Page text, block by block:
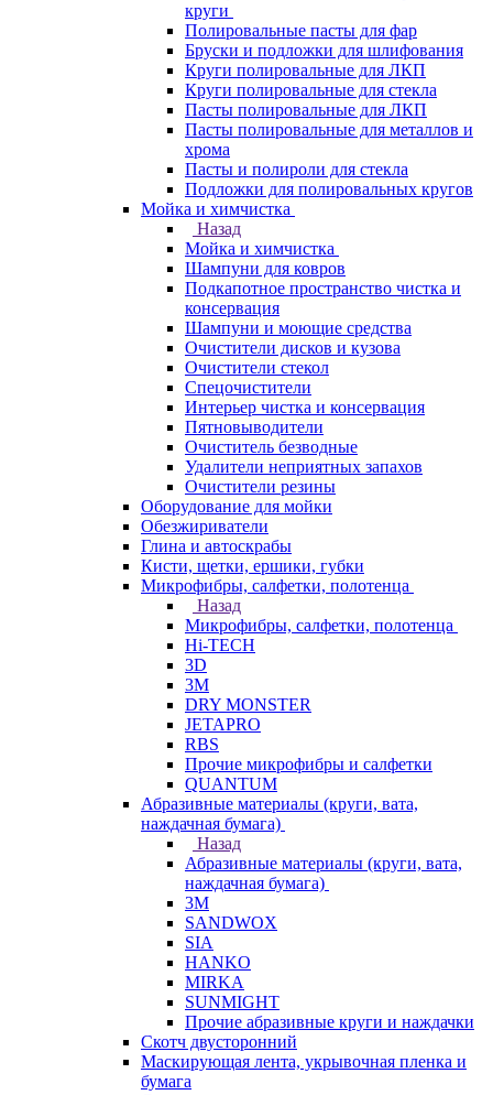
круги
Полировальные пасты для фар
Бруски и подложки для шлифования
Круги полировальные для ЛКП
Круги полировальные для стекла
Пасты полировальные для ЛКП
Пасты полировальные для металлов и
хрома
Пасты и полироли для стекла
Подложки для полировальных кругов
Мойка и химчистка
Назад
Мойка и химчистка
Шампуни для ковров
Подкапотное пространство чистка и
консервация
Шампуни и моющие средства
Очистители дисков и кузова
Очистители стекол
Спецочистители
Интерьер чистка и консервация
Пятновыводители
Очиститель безводные
Удалители неприятных запахов
Очистители резины
Оборудование для мойки
Обезжириватели
Глина и автоскрабы
Кисти, щетки, ершики, губки
Микрофибры, салфетки, полотенца
Назад
Микрофибры, салфетки, полотенца
Hi-TECH
3D
3М
DRY MONSTER
JETAPRO
RBS
Прочие микрофибры и салфетки
QUANTUM
Абразивные материалы (круги, вата,
наждачная бумага)
Назад
Абразивные материалы (круги, вата,
наждачная бумага)
3М
SANDWOX
SIA
HANKO
MIRKA
SUNMIGHT
Прочие абразивные круги и наждачки
Скотч двусторонний
Маскирующая лента, укрывочная пленка и
бумага